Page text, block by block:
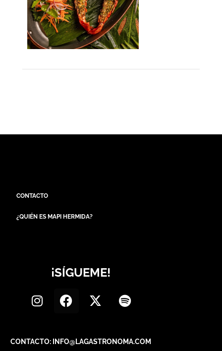
CONTACTO
¿QUIÉN ES MAPI HERMIDA?
¡SÍGUEME!
CONTACTO: INFO@LAGASTRONOMA.COM